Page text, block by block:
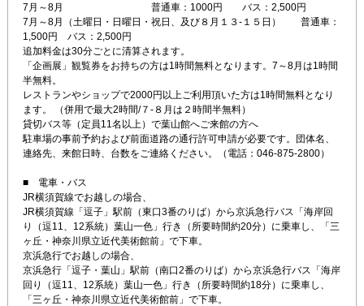
7月～8月　　　　　　　　　普通車：1000円　　バス：2,500円
7月～8月（土曜日・日曜日・祝日、及び８月１３-１５日）　　普通車：
1,500円　バス：2,500円
追加料金は30分ごとに清算されます。
「企画展」観覧券をお持ちの方は1時間無料となります。7～8月は1時間
半無料。
レストランやショップで2000円以上ご利用頂いた方は1時間無料となり
ます。 （併用で最大2時間/７-８月は２時間半無料）
貸切バス等（定員11名以上）で葉山館へご来館の方へ
駐車場の事前予約および前面道路の通行許可申請が必要です。団体名、
連絡先、来館日時、台数をご連絡ください。（電話：046-875-2800）
■　電車・バス
JR横須賀線でお越しの場合、
JR横須賀線「逗子」駅前（東口3番のりば）から京浜急行バス「海岸回
り（逗11、12系統）葉山一色」行き（所要時間約20分）に乗車し、「三
ヶ丘・神奈川県立近代美術館前」で下車。
京浜急行でお越しの場合、
京浜急行「逗子・葉山」駅前（南口2番のりば）から京浜急行バス「海岸
回り（逗11、12系統）葉山一色」行き（所要時間約18分）に乗車し、
「三ヶ丘・神奈川県立近代美術館前」で下車。